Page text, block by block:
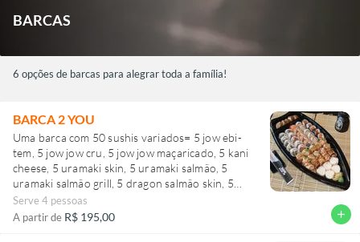
BARCAS
6 opções de barcas para alegrar toda a família!
BARCA 2 YOU
Uma barca com 50 sushis variados= 5 jow ebi-
tem, 5 jow jow cru, 5 jow jow maçaricado, 5 kani
cheese, 5 uramaki skin, 5 uramaki salmão, 5
uramaki salmão grill, 5 dragon salmão skin, 5
hossomaki salmão, 5 hot carioca).
Serve 4 pessoas
A partir de R$ 195,00 add